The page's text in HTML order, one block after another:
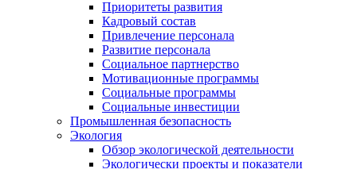
Приоритеты развития
Кадровый состав
Привлечение персонала
Развитие персонала
Социальное партнерство
Мотивационные программы
Социальные программы
Социальные инвестиции
Промышленная безопасность
Экология
Обзор экологической деятельности
Экологически проекты и показатели